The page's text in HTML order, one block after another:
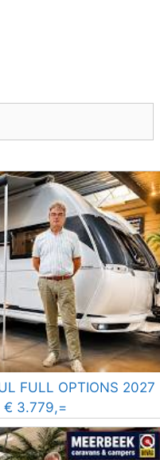
FULL OPTIONS 2027
€ 3.779,=